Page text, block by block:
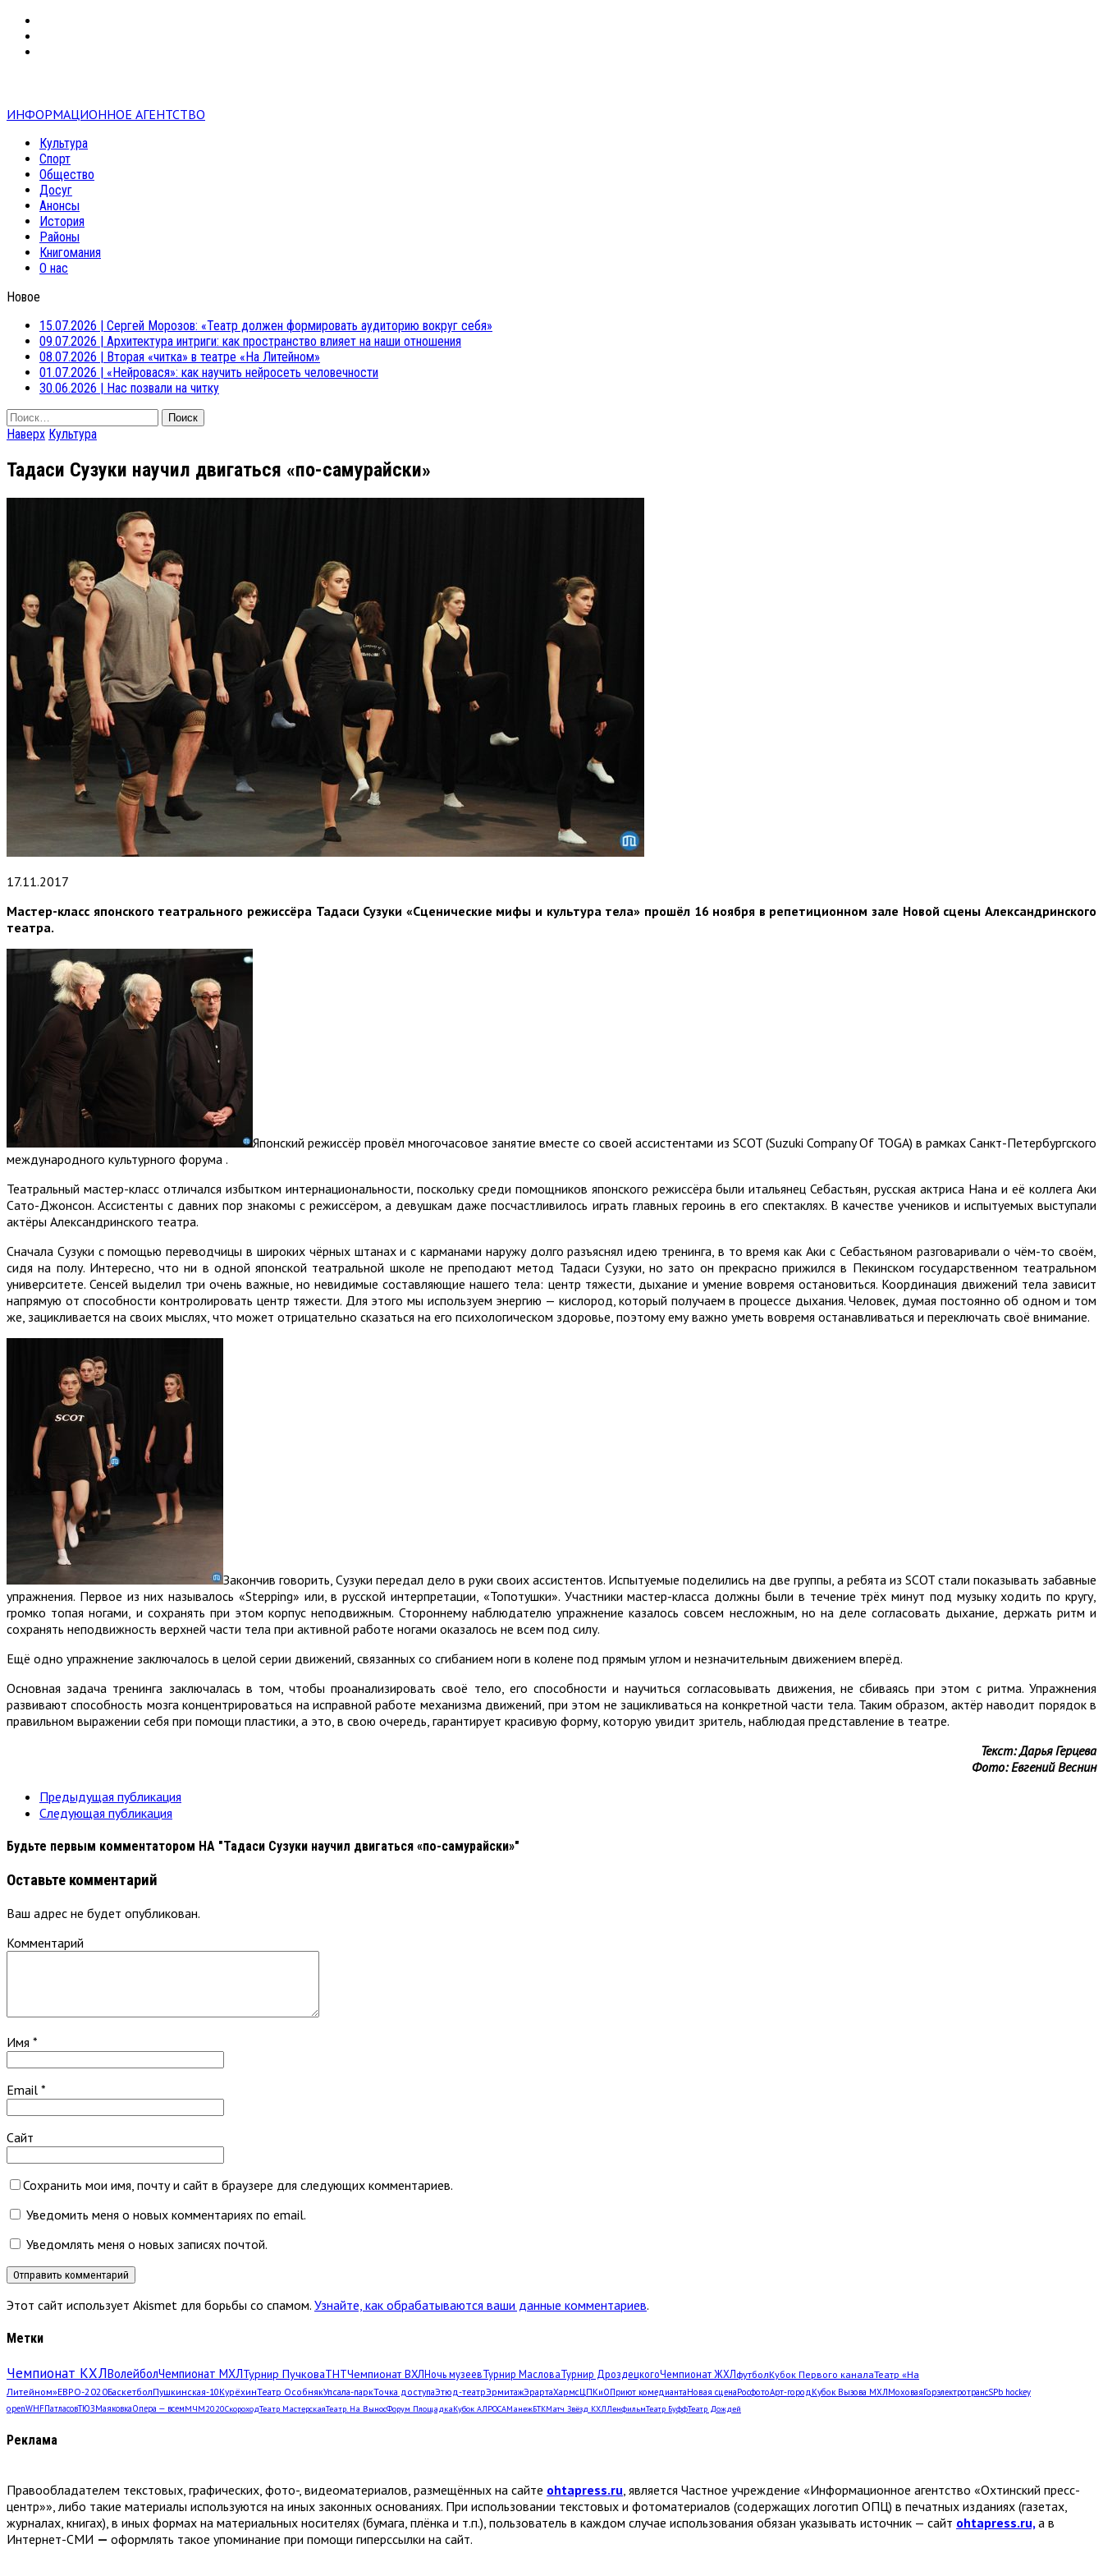
ИНФОРМАЦИОННОЕ АГЕНТСТВО
Культура
Спорт
Общество
Досуг
Анонсы
История
Районы
Книгомания
О нас
Новое
15.07.2026 | Сергей Морозов: «Театр должен формировать аудиторию вокруг себя»
09.07.2026 | Архитектура интриги: как пространство влияет на наши отношения
08.07.2026 | Вторая «читка» в театре «На Литейном»
01.07.2026 | «Нейровася»: как научить нейросеть человечности
30.06.2026 | Нас позвали на читку
Найти:
Наверх Культура
Тадаси Сузуки научил двигаться «по-самурайски»
17.11.2017
Мастер-класс японского театрального режиссёра Тадаси Сузуки «Сценические мифы и культура тела» прошёл 16 ноября в репетиционном зале Новой сцены Александринского
театра.
Японский режиссёр провёл многочасовое занятие вместе со своей ассистентами из SCOT (Suzuki Company Of TOGA) в рамках Санкт-Петербургского
международного культурного форума .
Театральный мастер-класс отличался избытком интернациональности, поскольку среди помощников японского режиссёра были итальянец Себастьян, русская актриса Нана и её коллега Аки
Сато-Джонсон. Ассистенты с давних пор знакомы с режиссёром, а девушкам даже посчастливилось играть главных героинь в его спектаклях. В качестве учеников и испытуемых выступали
актёры Александринского театра.
Сначала Сузуки с помощью переводчицы в широких чёрных штанах и с карманами наружу долго разъяснял идею тренинга, в то время как Аки с Себастьяном разговаривали о чём-то своём,
сидя на полу. Интересно, что ни в одной японской театральной школе не преподают метод Тадаси Сузуки, но зато он прекрасно прижился в Пекинском государственном театральном
университете. Сенсей выделил три очень важные, но невидимые составляющие нашего тела: центр тяжести, дыхание и умение вовремя остановиться. Координация движений тела зависит
напрямую от способности контролировать центр тяжести. Для этого мы используем энергию — кислород, который получаем в процессе дыхания. Человек, думая постоянно об одном и том
же, зацикливается на своих мыслях, что может отрицательно сказаться на его психологическом здоровье, поэтому ему важно уметь вовремя останавливаться и переключать своё внимание.
Закончив говорить, Сузуки передал дело в руки своих ассистентов. Испытуемые поделились на две группы, а ребята из SCOT стали показывать забавные
упражнения. Первое из них называлось «Stepping» или, в русской интерпретации, «Топотушки». Участники мастер-класса должны были в течение трёх минут под музыку ходить по кругу,
громко топая ногами, и сохранять при этом корпус неподвижным. Стороннему наблюдателю упражнение казалось совсем несложным, но на деле согласовать дыхание, держать ритм и
сохранять неподвижность верхней части тела при активной работе ногами оказалось не всем под силу.
Ещё одно упражнение заключалось в целой серии движений, связанных со сгибанием ноги в колене под прямым углом и незначительным движением вперёд.
Основная задача тренинга заключалась в том, чтобы проанализировать своё тело, его способности и научиться согласовывать движения, не сбиваясь при этом с ритма. Упражнения
развивают способность мозга концентрироваться на исправной работе механизма движений, при этом не зацикливаться на конкретной части тела. Таким образом, актёр наводит порядок в
правильном выражении себя при помощи пластики, а это, в свою очередь, гарантирует красивую форму, которую увидит зритель, наблюдая представление в театре.
Текст: Дарья Герцева
Фото: Евгений Веснин
Предыдущая публикация
Следующая публикация
Будьте первым комментатором НА "Тадаси Сузуки научил двигаться «по-самурайски»"
Оставьте комментарий
Ваш адрес не будет опубликован.
Комментарий
Имя *
Email *
Сайт
Сохранить мои имя, почту и сайт в браузере для следующих комментариев.
Уведомить меня о новых комментариях по email.
Уведомлять меня о новых записях почтой.
Этот сайт использует Akismet для борьбы со спамом. Узнайте, как обрабатываются ваши данные комментариев.
Метки
Чемпионат КХЛВолейболЧемпионат МХЛТурнир ПучковаТНТЧемпионат ВХЛНочь музеевТурнир МасловаТурнир ДроздецкогоЧемпионат ЖХЛфутболКубок Первого каналаТеатр «На
Литейном»ЕВРО-2020БаскетболПушкинская-10КурёхинТеатр ОсобнякУпсала-паркТочка доступаЭтюд-театрЭрмитажЭрартаХармсЦПКиОПриют комедиантаНовая сценаРосфотоАрт-город Кубок Вызова МХЛМоховаяГорэлектротрансSPb hockey
openWHFПатласовТЮЗМаяковкаОпера — всемМЧМ2020СкороходТеатр МастерскаяТеатр. На ВыносФорум ПлощадкаКубок АЛРОСАМанежБТКМатч Звёзд КХЛЛенфильмТеатр БуффТеатр Дождей
Реклама
Правообладателем текстовых, графических, фото-, видеоматериалов, размещённых на сайте ohtapress.ru, является Частное учреждение «Информационное агентство «Охтинский пресс-
центр»», либо такие материалы используются на иных законных основаниях. При использовании текстовых и фотоматериалов (содержащих логотип ОПЦ) в печатных изданиях (газетах,
журналах, книгах), в иных формах на материальных носителях (бумага, плёнка и т.п.), пользователь в каждом случае использования обязан указывать источник — сайт ohtapress.ru, а в
Интернет-СМИ — оформлять такое упоминание при помощи гиперссылки на сайт.